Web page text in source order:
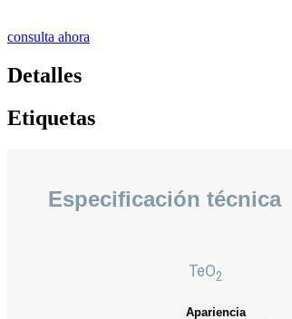
consulta ahora
Detalles
Etiquetas
Especificación técnica
TeO2
Apariencia